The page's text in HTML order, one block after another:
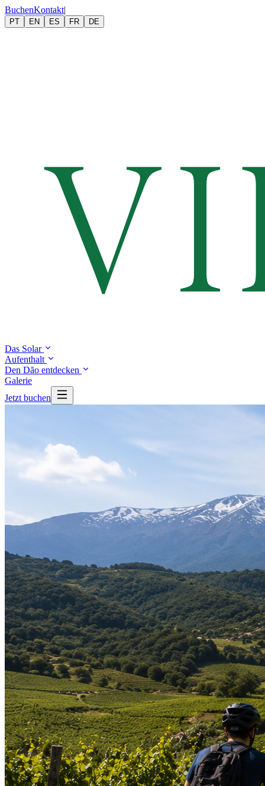
BuchenKontakt|
PT EN ES FR DE
Das Solar
Aufenthalt
Den Dão entdecken
Galerie
Jetzt buchen